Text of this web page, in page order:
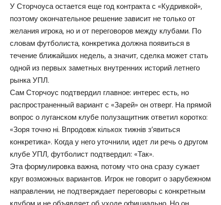
У Сторчоуса остается еще год контракта с «Кудривкой»,
поэтому окончательное решение зависит не только от
желания игрока, но и от переговоров между клубами. По
словам футболиста, конкретика должна появиться в
течение ближайших недель, а значит, сделка может стать
одной из первых заметных внутренних историй летнего
рынка УПЛ.
Сам Сторчоус подтвердил главное: интерес есть, но
распространенный вариант с «Зарей» он отверг. На прямой
вопрос о луганском клубе полузащитник ответил коротко:
«Зоря точно ні. Впродовж кількох тижнів з’явиться
конкретика». Когда у него уточнили, идет ли речь о другом
клубе УПЛ, футболист подтвердил: «Так».
Эта формулировка важна, потому что она сразу сужает
круг возможных вариантов. Игрок не говорит о зарубежном
направлении, не подтверждает переговоры с конкретным